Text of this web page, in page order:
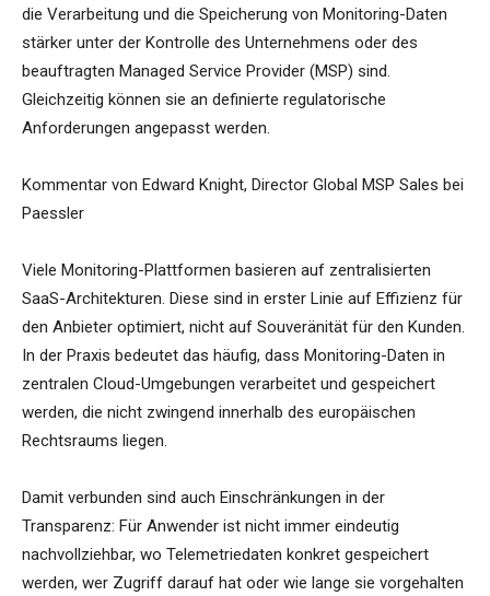
die Verarbeitung und die Speicherung von Monitoring-Daten
stärker unter der Kontrolle des Unternehmens oder des
beauftragten Managed Service Provider (MSP) sind.
Gleichzeitig können sie an definierte regulatorische
Anforderungen angepasst werden.
Kommentar von Edward Knight, Director Global MSP Sales bei
Paessler
Viele Monitoring-Plattformen basieren auf zentralisierten
SaaS-Architekturen. Diese sind in erster Linie auf Effizienz für
den Anbieter optimiert, nicht auf Souveränität für den Kunden.
In der Praxis bedeutet das häufig, dass Monitoring-Daten in
zentralen Cloud-Umgebungen verarbeitet und gespeichert
werden, die nicht zwingend innerhalb des europäischen
Rechtsraums liegen.
Damit verbunden sind auch Einschränkungen in der
Transparenz: Für Anwender ist nicht immer eindeutig
nachvollziehbar, wo Telemetriedaten konkret gespeichert
werden, wer Zugriff darauf hat oder wie lange sie vorgehalten